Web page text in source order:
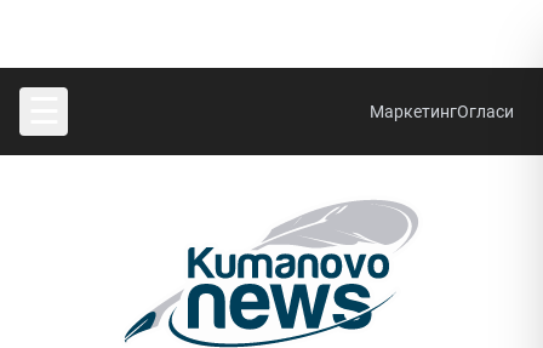
МаркетингОгласи